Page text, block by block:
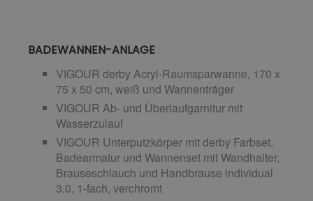
BADEWANNEN-ANLAGE
VIGOUR derby Acryl-Raumsparwanne, 170 x
75 x 50 cm, weiß und Wannenträger
VIGOUR Ab- und Überlaufgarnitur mit
Wasserzulauf
VIGOUR Unterputzkörper mit derby Farbset,
Badearmatur und Wannenset mit Wandhalter,
Brauseschlauch und Handbrause individual
3.0, 1-fach, verchromt